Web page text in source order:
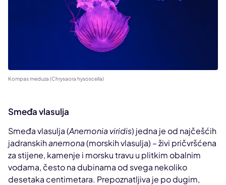
Kompas meduza (Chrysaora hysoscella)
Smeđa vlasulja
Smeđa vlasulja (Anemonia viridis) jedna je od najčešćih
jadranskihanemona(morskih vlasulja) – živi pričvršćena
za stijene, kamenje i morsku travu u plitkim obalnim
vodama, često na dubinama od svega nekoliko
desetaka centimetara. Prepoznatljiva je po dugim,